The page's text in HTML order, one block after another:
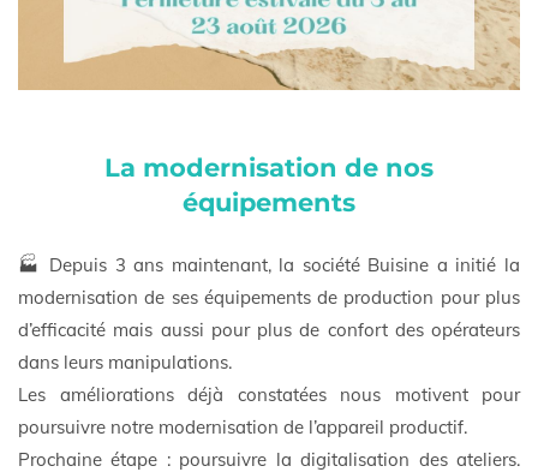
La modernisation de nos
équipements
🏭 Depuis 3 ans maintenant, la société Buisine a initié la
modernisation de ses équipements de production pour plus
d’efficacité mais aussi pour plus de confort des opérateurs
dans leurs manipulations.
Les améliorations déjà constatées nous motivent pour
poursuivre notre modernisation de l’appareil productif.
Prochaine étape : poursuivre la digitalisation des ateliers.